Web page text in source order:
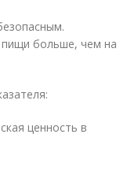
пищи больше, чем на
ценность в